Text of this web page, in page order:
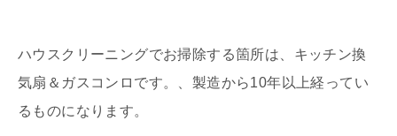
ハウスクリーニングでお掃除する箇所は、キッチン換
気扇＆ガスコンロです。、製造から10年以上経ってい
るものになります。